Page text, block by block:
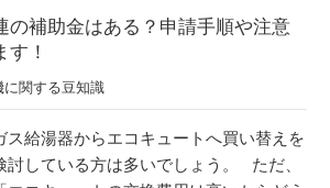
の補助金はある？申請手順や注意
す！
に関する豆知識
ス給湯器からエコキュートへ買い替えを
討している方は多いでしょう。 ただ、